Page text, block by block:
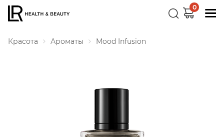
0
Красота Ароматы Mood Infusion